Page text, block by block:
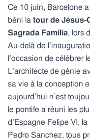
Ce 10 juin, Barcelone
béni la tour de Jésus-
Sagrada Familia, lors
Au-delà de
l’occasion de célébrer
L’architecte de génie
sa vie à la conception
aujourd’hui n’est
le pontife a réuni les
d’Espagne Felipe VI,
Pedro Sanchez, tous